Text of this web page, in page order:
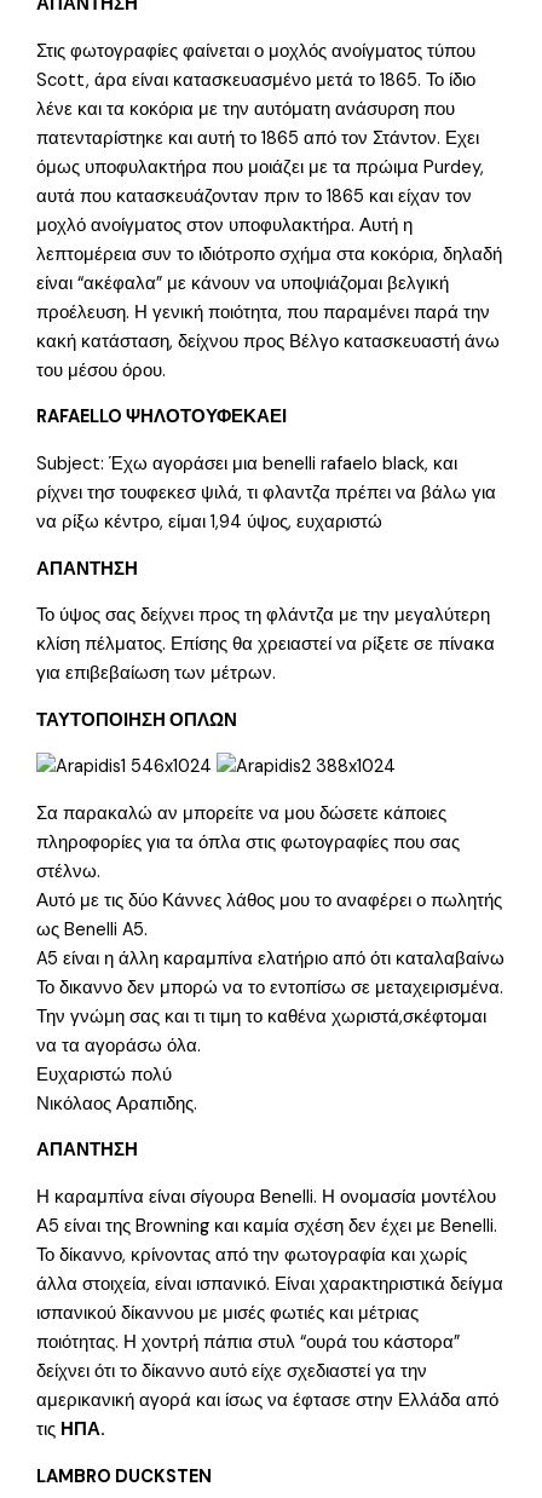
Στις φωτογραφίες φαίνεται ο μοχλός ανοίγματος τύπου
Scott, άρα είναι κατασκευασμένο μετά το 1865. Το ίδιο
λένε και τα κοκόρια με την αυτόματη ανάσυρση που
πατενταρίστηκε και αυτή το 1865 από τον Στάντον. Εχει
όμως υποφυλακτήρα που μοιάζει με τα πρώιμα Purdey,
αυτά που κατασκευάζονταν πριν το 1865 και είχαν τον
μοχλό ανοίγματος στον υποφυλακτήρα. Αυτή η
λεπτομέρεια συν το ιδιότροπο σχήμα στα κοκόρια, δηλαδή
είναι “ακέφαλα” με κάνουν να υποψιάζομαι βελγική
προέλευση. Η γενική ποιότητα, που παραμένει παρά την
κακή κατάσταση, δείχνου προς Βέλγο κατασκευαστή άνω
του μέσου όρου.
RAFAELLO ΨΗΛΟΤΟΥΦΕΚΑΕΙ
Subject: Έχω αγοράσει μια benelli rafaelo black, και
ρίχνει τησ τουφεκεσ ψιλά, τι φλαντζα πρέπει να βάλω για
να ρίξω κέντρο, είμαι 1,94 ύψος, ευχαριστώ
ΑΠΑΝΤΗΣΗ
Το ύψος σας δείχνει προς τη φλάντζα με την μεγαλύτερη
κλίση πέλματος. Επίσης θα χρειαστεί να ρίξετε σε πίνακα
για επιβεβαίωση των μέτρων.
ΤΑΥΤΟΠΟΙΗΣΗ ΟΠΛΩΝ
Σα παρακαλώ αν μπορείτε να μου δώσετε κάποιες
πληροφορίες για τα όπλα στις φωτογραφίες που σας
στέλνω.
Αυτό με τις δύο Κάννες λάθος μου το αναφέρει ο πωλητής
ως Benelli A5.
A5 είναι η άλλη καραμπίνα ελατήριο από ότι καταλαβαίνω
Το δικαννο δεν μπορώ να το εντοπίσω σε μεταχειρισμένα.
Την γνώμη σας και τι τιμη το καθένα χωριστά,σκέφτομαι
να τα αγοράσω όλα.
Ευχαριστώ πολύ
Νικόλαος Αραπιδης.
ΑΠΑΝΤΗΣΗ
Η καραμπίνα είναι σίγουρα Benelli. Η ονομασία μοντέλου
Α5 είναι της Browning και καμία σχέση δεν έχει με Benelli.
Το δίκαννο, κρίνοντας από την φωτογραφία και χωρίς
άλλα στοιχεία, είναι ισπανικό. Είναι χαρακτηριστικά δείγμα
ισπανικού δίκαννου με μισές φωτιές και μέτριας
ποιότητας. Η χοντρή πάπια στυλ “ουρά του κάστορα”
δείχνει ότι το δίκαννο αυτό είχε σχεδιαστεί γα την
αμερικανική αγορά και ίσως να έφτασε στην Ελλάδα από
τις ΗΠΑ.
LAMBRO DUCKSTEN